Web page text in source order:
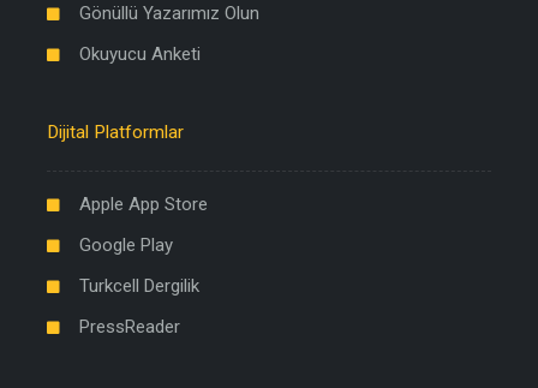
Gönüllü Yazarımız Olun
Okuyucu Anketi
Dijital Platformlar
Apple App Store
Google Play
Turkcell Dergilik
PressReader